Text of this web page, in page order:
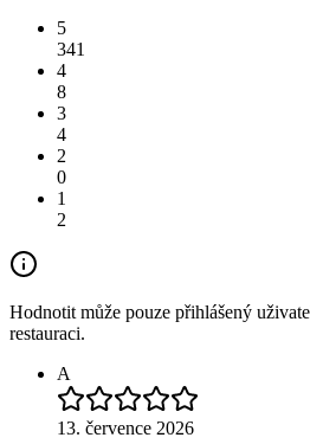
5
341
4
8
3
4
2
0
1
2
Hodnotit může pouze přihlášený
restauraci.
A
13. července 2026